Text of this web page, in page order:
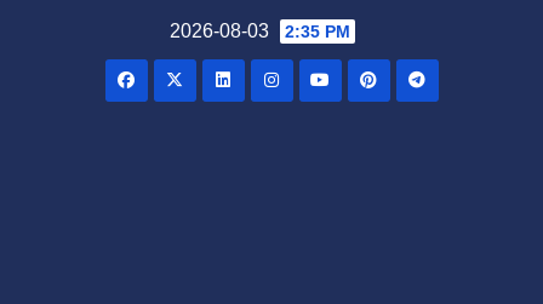
2026-08-03 2:35 PM